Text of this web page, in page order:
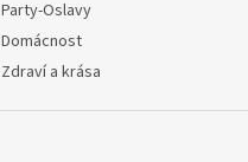
Party-Oslavy
Domácnost
Zdraví a krása